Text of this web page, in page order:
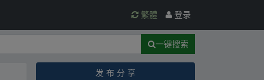
繁體 登录
一键搜索
发 布 分 享